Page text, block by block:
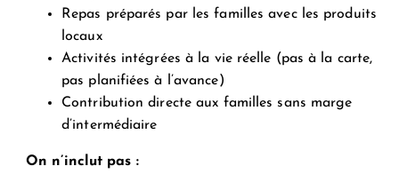
Repas préparés par les familles avec les produits
locaux
Activités intégrées à la vie réelle (pas à la carte,
pas planifiées à l’avance)
Contribution directe aux familles sans marge
d’intermédiaire
On n’inclut pas :